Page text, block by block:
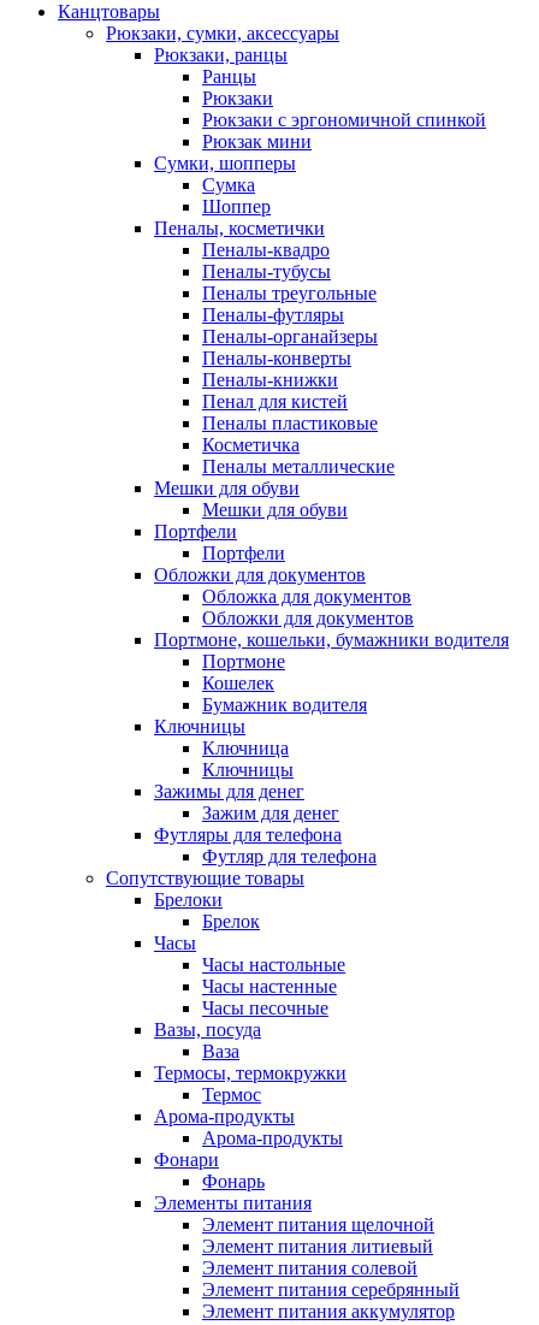
Канцтовары
Рюкзаки, сумки, аксессуары
Рюкзаки, ранцы
Ранцы
Рюкзаки
Рюкзаки с эргономичной спинкой
Рюкзак мини
Сумки, шопперы
Сумка
Шоппер
Пеналы, косметички
Пеналы-квадро
Пеналы-тубусы
Пеналы треугольные
Пеналы-футляры
Пеналы-органайзеры
Пеналы-конверты
Пеналы-книжки
Пенал для кистей
Пеналы пластиковые
Косметичка
Пеналы металлические
Мешки для обуви
Мешки для обуви
Портфели
Портфели
Обложки для документов
Обложка для документов
Обложки для документов
Портмоне, кошельки, бумажники водителя
Портмоне
Кошелек
Бумажник водителя
Ключницы
Ключница
Ключницы
Зажимы для денег
Зажим для денег
Футляры для телефона
Футляр для телефона
Сопутствующие товары
Брелоки
Брелок
Часы
Часы настольные
Часы настенные
Часы песочные
Вазы, посуда
Ваза
Термосы, термокружки
Термос
Арома-продукты
Арома-продукты
Фонари
Фонарь
Элементы питания
Элемент питания щелочной
Элемент питания литиевый
Элемент питания солевой
Элемент питания серебрянный
Элемент питания аккумулятор